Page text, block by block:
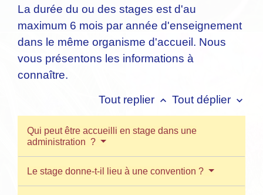
La durée du ou des stages est d'au
maximum 6 mois par année d'enseignement
dans le même organisme d'accueil. Nous
vous présentons les informations à
connaître.
Tout replier keyboard_arrow_up Tout déplier keyboard_arrow_down
Qui peut être accueilli en stage dans une
administration ?
Le stage donne-t-il lieu à une convention ?